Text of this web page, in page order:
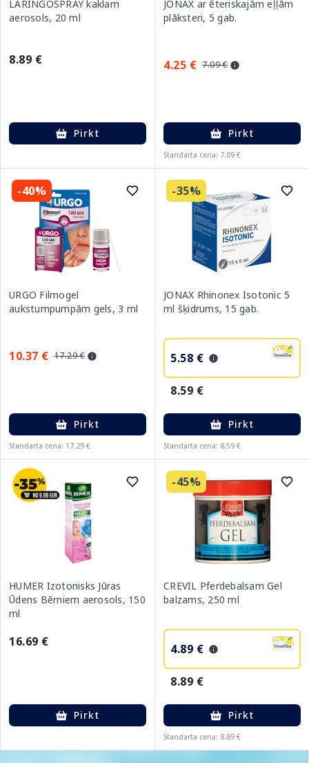
LARINGOSPRAY kaklam
aerosols, 20 ml
8.89 €
Pirkt
JONAX ar ēteriskajām eļļām
plāksteri, 5 gab.
4.25 € 7.09 €
Pirkt
Standarta cena: 7.09 €
-40%
URGO Filmogel
aukstumpumpām gels, 3 ml
10.37 € 17.29 €
Pirkt
Standarta cena: 17.29 €
-35%
JONAX Rhinonex Isotonic 5
ml šķidrums, 15 gab.
5.58 €
8.59 €
Pirkt
Standarta cena: 8.59 €
HUMER Izotonisks Jūras
Ūdens Bērniem aerosols, 150
ml
16.69 €
Pirkt
-45%
CREVIL Pferdebalsam Gel
balzams, 250 ml
4.89 €
8.89 €
Pirkt
Standarta cena: 8.89 €